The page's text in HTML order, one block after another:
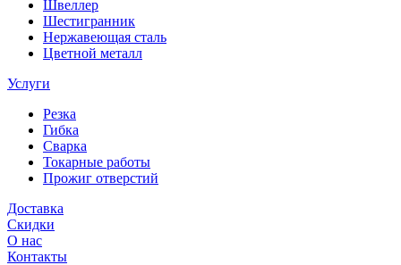
Швеллер
Шестигранник
Нержавеющая сталь
Цветной металл
Услуги
Резка
Гибка
Сварка
Токарные работы
Прожиг отверстий
Доставка
Скидки
О нас
Контакты